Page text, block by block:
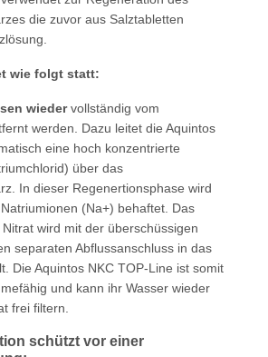
die zuvor aus Salztabletten
wie folgt statt:
wiedervollständig vom
werden. Dazu leitet die Aquintos
eine hoch konzentrierte
über das
In dieser Regenertionsphase wird
(Na+) behaftet. Das
wird mit der überschüssigen
separaten Abflussanschluss in das
Die Aquintos NKC TOP-Line ist somit
und kann ihr Wasser wieder
frei filtern.
schützt vor einer